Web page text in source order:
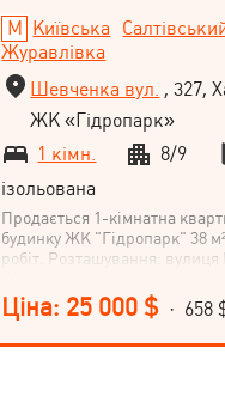
Київська
Журавлівка
Шевченка вул. , 327,
ЖК «Гідропарк»
1 кімн.
8/9
ізольована
Продається 1-кімнатна
будинку ЖК "Гідропарк" 38
робіт. Розташування:
спальному мікрорайоні.
на 8 поверсі 9-поверхового
комплекс "Гідропарк"
Ціна: 25 000 $ · 658